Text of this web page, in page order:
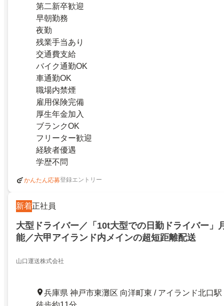
第二新卒歓迎
早朝勤務
夜勤
残業手当あり
交通費支給
バイク通勤OK
車通勤OK
職場内禁煙
雇用保険完備
厚生年金加入
ブランクOK
フリーター歓迎
経験者優遇
学歴不問
かんたん応募登録エントリー
新着正社員
大型ドライバー／「10t大型での日勤ドライバー」
能／六甲アイランド内メインの超短距離配送
山口運送株式会社
兵庫県 神戸市東灘区 向洋町東 / アイランド北口駅